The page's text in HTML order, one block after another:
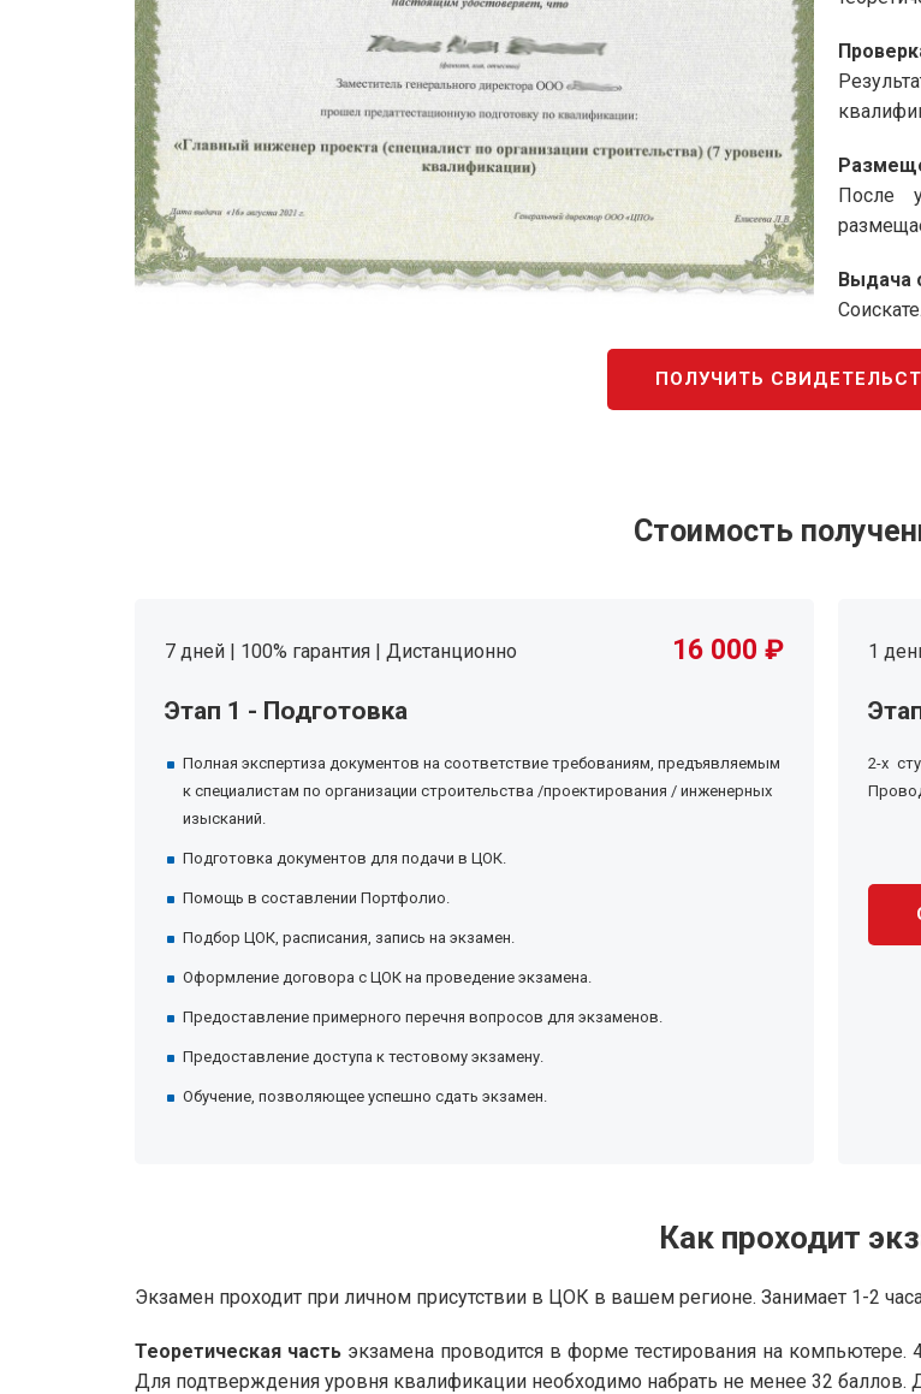
После
Выдача
ПОЛУЧИТЬ
Стоимость
7 дней | 100% гарантия | Дистанционно 16 000 ₽
Этап 1 - Подготовка
Полная экспертиза документов на соответствие требованиям, предъявляемым
к специалистам по организации строительства /проектирования / инженерных
изысканий.
Подготовка документов для подачи в ЦОК.
Помощь в составлении Портфолио.
Подбор ЦОК, расписания, запись на экзамен.
Оформление договора с ЦОК на проведение экзамена.
Предоставление примерного перечня вопросов для экзаменов.
Предоставление доступа к тестовому экзамену.
Обучение, позволяющее успешно сдать экзамен.
1
2-х
Как проходит
Экзамен проходит при личном присутствии в ЦОК в вашем регионе. Занимает 1-2 часа
Теоретическая часть экзамена проводится в форме тестирования на
Для подтверждения уровня квалификации необходимо набрать не менее 32 баллов.